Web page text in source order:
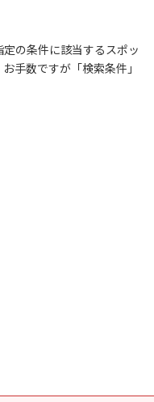
の条件に該当するスポッ
手数ですが「検索条件」